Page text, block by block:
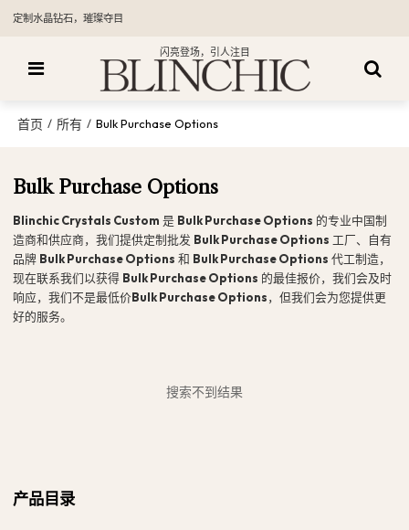
定制水晶钻石，璀璨夺目
闪亮登场，引人注目
首页 / 所有 / Bulk Purchase Options
Bulk Purchase Options
Blinchic Crystals Custom 是 Bulk Purchase Options 的专业中国制
造商和供应商，我们提供定制批发 Bulk Purchase Options 工厂、自有
品牌 Bulk Purchase Options 和 Bulk Purchase Options 代工制造，
现在联系我们以获得 Bulk Purchase Options 的最佳报价，我们会及时
响应，我们不是最低价Bulk Purchase Options，但我们会为您提供更
好的服务。
搜索不到结果
产品目录